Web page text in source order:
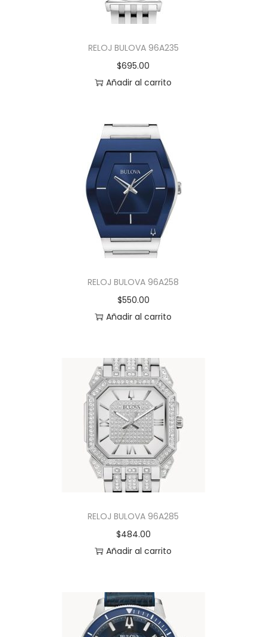
RELOJ BULOVA 96A235
$695.00
Añadir al carrito
RELOJ BULOVA 96A258
$550.00
Añadir al carrito
RELOJ BULOVA 96A285
$484.00
Añadir al carrito